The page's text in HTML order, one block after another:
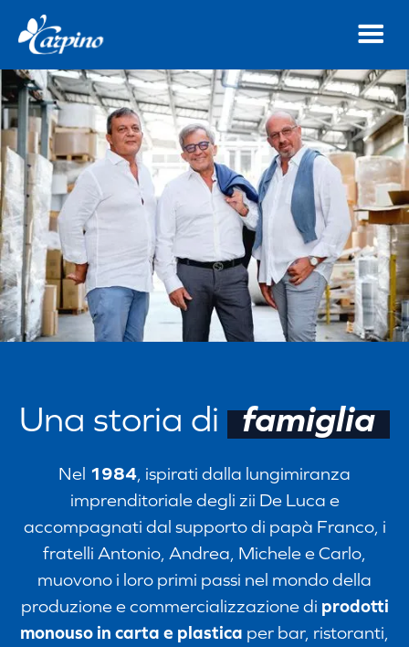
Una storia di famiglia
Nel 1984, ispirati dalla lungimiranza
imprenditoriale degli zii De Luca e
accompagnati dal supporto di papà Franco, i
fratelli Antonio, Andrea, Michele e Carlo,
muovono i loro primi passi nel mondo della
produzione e commercializzazione di prodotti
monouso in carta e plastica per bar, ristoranti,